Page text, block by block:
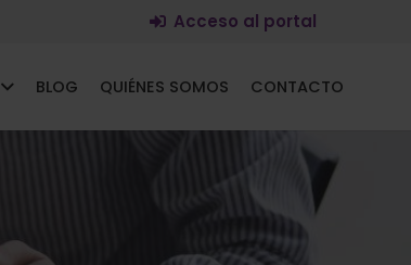
Acceso al portal
BLOG QUIÉNES SOMOS CONTACTO